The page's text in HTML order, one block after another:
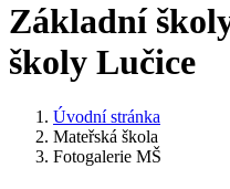
Základní
školy Lučice
Úvodní stránka
Mateřská škola
Fotogalerie MŠ